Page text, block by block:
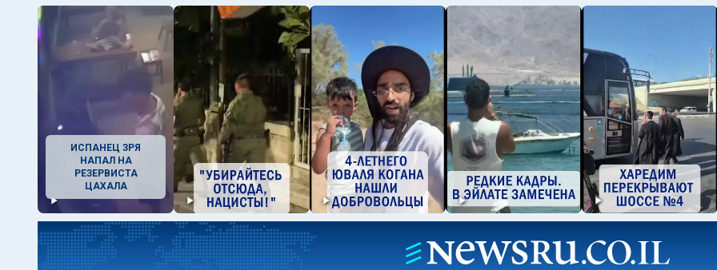
ИСПАНЕЦ ЗРЯ
НАПАЛ НА
РЕЗЕРВИСТА
ЦАХАЛА